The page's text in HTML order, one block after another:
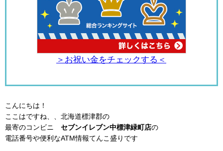
＞お祝い金をチェックする＜
こんにちは！
ここはですね、、北海道標津郡の
最寄のコンビニ セブンイレブン中標津緑町店の
電話番号や便利なATM情報てんこ盛りです